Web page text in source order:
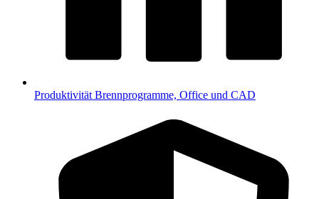
Produktivität Brennprogramme, Office und CAD